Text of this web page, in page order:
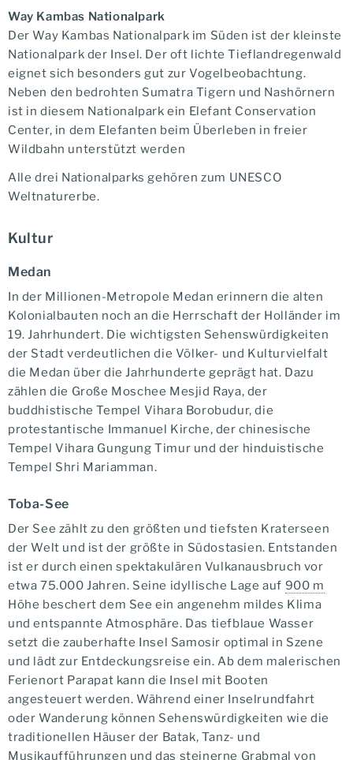
Way Kambas Nationalpark
Der Way Kambas Nationalpark im Süden ist der kleinste
Nationalpark der Insel. Der oft lichte Tieflandregenwald
eignet sich besonders gut zur Vogelbeobachtung.
Neben den bedrohten Sumatra Tigern und Nashörnern
ist in diesem Nationalpark ein Elefant Conservation
Center, in dem Elefanten beim Überleben in freier
Wildbahn unterstützt werden
Alle drei Nationalparks gehören zum UNESCO
Weltnaturerbe.
Kultur
Medan
In der Millionen-Metropole Medan erinnern die alten
Kolonialbauten noch an die Herrschaft der Holländer im
19. Jahrhundert. Die wichtigsten Sehenswürdigkeiten
der Stadt verdeutlichen die Völker- und Kulturvielfalt
die Medan über die Jahrhunderte geprägt hat. Dazu
zählen die Große Moschee Mesjid Raya, der
buddhistische Tempel Vihara Borobudur, die
protestantische Immanuel Kirche, der chinesische
Tempel Vihara Gungung Timur und der hinduistische
Tempel Shri Mariamman.
Toba-See
Der See zählt zu den größten und tiefsten Kraterseen
der Welt und ist der größte in Südostasien. Entstanden
ist er durch einen spektakulären Vulkanausbruch vor
etwa 75.000 Jahren. Seine idyllische Lage auf 900 m
Höhe beschert dem See ein angenehm mildes Klima
und entspannte Atmosphäre. Das tiefblaue Wasser
setzt die zauberhafte Insel Samosir optimal in Szene
und lädt zur Entdeckungsreise ein. Ab dem malerischen
Ferienort Parapat kann die Insel mit Booten
angesteuert werden. Während einer Inselrundfahrt
oder Wanderung können Sehenswürdigkeiten wie die
traditionellen Häuser der Batak, Tanz- und
Musikaufführungen und das steinerne Grabmal von